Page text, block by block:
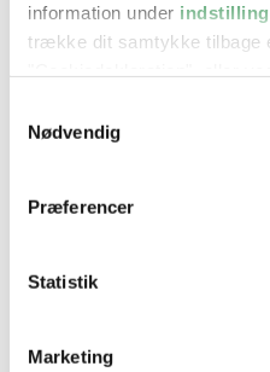
information under
trække dit samtykke tilbage
Hvis du tillader det, vil vi
Identificere din
Dine valg anvendes på hele
Nødvendig
Præferencer
Statistik
Marketing
Mercedes
MG
Peugeot
Suzuki
Øvrige informationer